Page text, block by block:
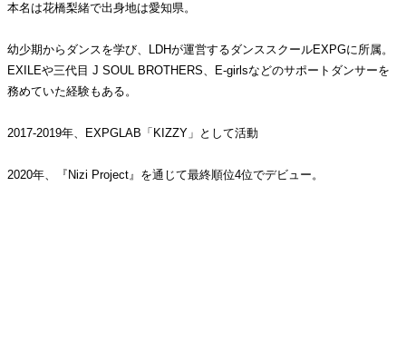
本名は花橋梨緒で出身地は愛知県。
幼少期からダンスを学び、LDHが運営するダンススクールEXPGに所属。
EXILEや三代目 J SOUL BROTHERS、E-girlsなどのサポートダンサーを
務めていた経験もある。
2017-2019年、EXPGLAB「KIZZY」として活動
2020年、『Nizi Project』を通じて最終順位4位でデビュー。